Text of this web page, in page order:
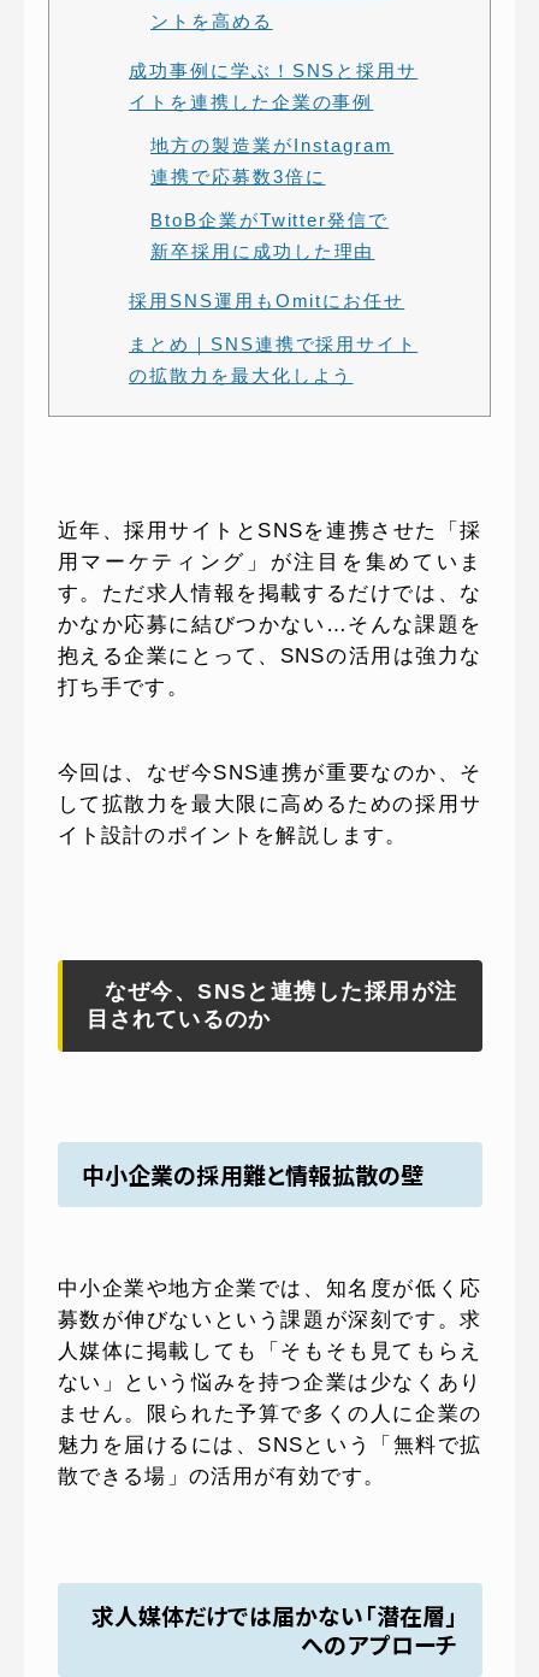
ントを高める
成功事例に学ぶ！SNSと採用サ
イトを連携した企業の事例
地方の製造業がInstagram
連携で応募数3倍に
BtoB企業がTwitter発信で
新卒採用に成功した理由
採用SNS運用もOmitにお任せ
まとめ｜SNS連携で採用サイト
の拡散力を最大化しよう
近年、採用サイトとSNSを連携させた「採
用マーケティング」が注目を集めていま
す。ただ求人情報を掲載するだけでは、な
かなか応募に結びつかない…そんな課題を
抱える企業にとって、SNSの活用は強力な
打ち手です。
今回は、なぜ今SNS連携が重要なのか、そ
して拡散力を最大限に高めるための採用サ
イト設計のポイントを解説します。
なぜ今、SNSと連携した採用が注
目されているのか
中小企業の採用難と情報拡散の壁
中小企業や地方企業では、知名度が低く応
募数が伸びないという課題が深刻です。求
人媒体に掲載しても「そもそも見てもらえ
ない」という悩みを持つ企業は少なくあり
ません。限られた予算で多くの人に企業の
魅力を届けるには、SNSという「無料で拡
散できる場」の活用が有効です。
求人媒体だけでは届かない「潜在層」
へのアプローチ